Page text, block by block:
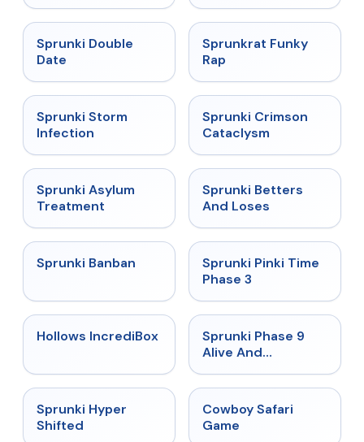
★
Sprunki Double
Date
★ 4.7
Sprunkrat Funky
Rap
★
Sprunki Storm
Infection
★ 4.7
Sprunki Crimson
Cataclysm
★
Sprunki Asylum
Treatment
★
Sprunki Betters
And Loses
★
Sprunki Banban ★ 4.9
Sprunki Pinki Time
Phase 3
★ 4.3
Hollows IncrediBox ★
Sprunki Phase 9
Alive And
★
Sprunki Hyper
Shifted
Cowboy Safari
Game